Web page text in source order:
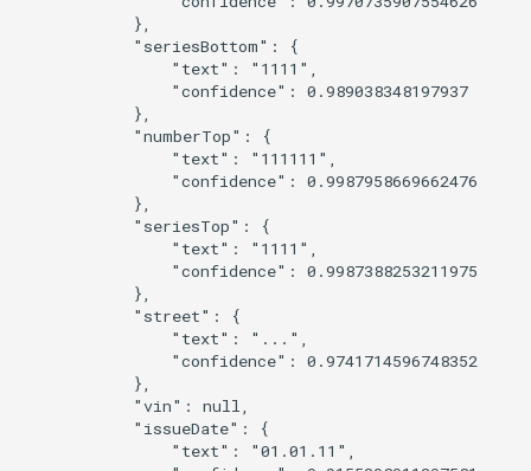
            },
            "seriesBottom": {
                "text": "1111",
                "confidence": 0.989038348197937
            },
            "numberTop": {
                "text": "111111",
                "confidence": 0.9987958669662476
            },
            "seriesTop": {
                "text": "1111",
                "confidence": 0.9987388253211975
            },
            "street": {
                "text": "...",
                "confidence": 0.9741714596748352
            },
            "vin": null,
            "issueDate": {
                "text": "01.01.11",